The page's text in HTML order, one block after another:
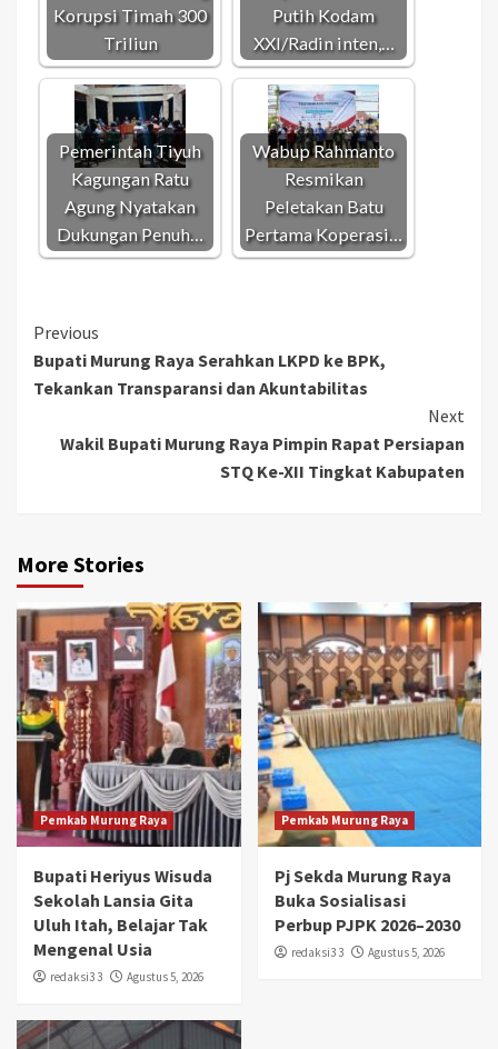
Korupsi Timah 300
Triliun
Putih Kodam
XXI/Radin inten,…
Pemerintah Tiyuh
Kagungan Ratu
Agung Nyatakan
Dukungan Penuh…
Wabup Rahmanto
Resmikan
Peletakan Batu
Pertama Koperasi…
Continue
Reading
Previous
Bupati Murung Raya Serahkan LKPD ke BPK,
Tekankan Transparansi dan Akuntabilitas
Next
Wakil Bupati Murung Raya Pimpin Rapat Persiapan
STQ Ke-XII Tingkat Kabupaten
More Stories
Pemkab Murung Raya
Bupati Heriyus Wisuda
Sekolah Lansia Gita
Uluh Itah, Belajar Tak
Mengenal Usia
redaksi3 3 Agustus 5, 2026
Pemkab Murung Raya
Pj Sekda Murung Raya
Buka Sosialisasi
Perbup PJPK 2026–2030
redaksi3 3 Agustus 5, 2026